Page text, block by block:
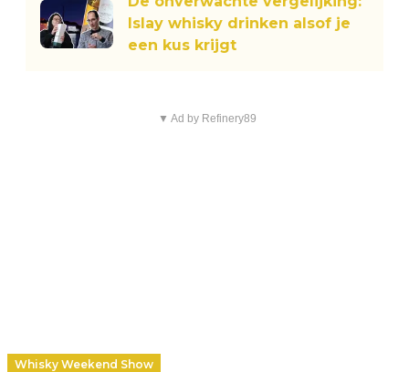
Islay whisky drinken alsof je
een kus krijgt
▼ Ad by Refinery89
Whisky Weekend Show